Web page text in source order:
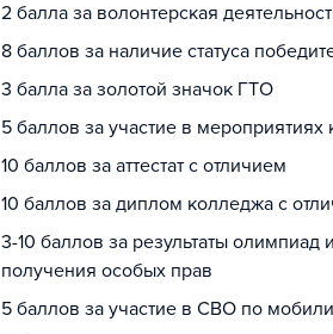
2 балла за волонтерская
8 баллов за наличие статуса
3 балла за золотой значок ГТО
5 баллов за участие в
10 баллов за аттестат с отличием
10 баллов за диплом колледжа с
3-10 баллов за результаты
получения особых прав
5 баллов за участие в СВО по